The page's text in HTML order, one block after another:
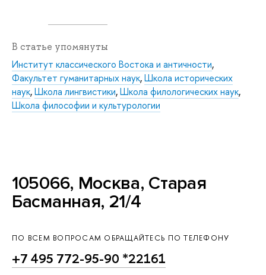
В статье упомянуты
Институт классического Востока и античности,
Факультет гуманитарных наук,Школа исторических
наук,Школа лингвистики,Школа филологических наук,
Школа философии и культурологии
105066, Москва, Старая
Басманная, 21/4
ПО ВСЕМ ВОПРОСАМ ОБРАЩАЙТЕСЬ ПО ТЕЛЕФОНУ
+7 495 772-95-90 *22161